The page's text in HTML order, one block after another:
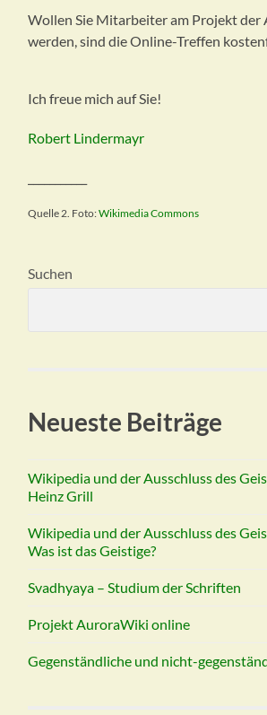
Wollen Sie Mitarbeiter am Projekt der
werden, sind die Online-Treffen
Ich freue mich auf Sie!
Robert Lindermayr
Quelle 2. Foto:Wikimedia Commons
Suchen
Neueste Beiträge
Wikipedia und der Ausschluss des
Heinz Grill
Wikipedia und der Ausschluss des
Was ist das Geistige?
Svadhyaya – Studium der Schriften
Projekt AuroraWiki online
Gegenständliche und nicht-